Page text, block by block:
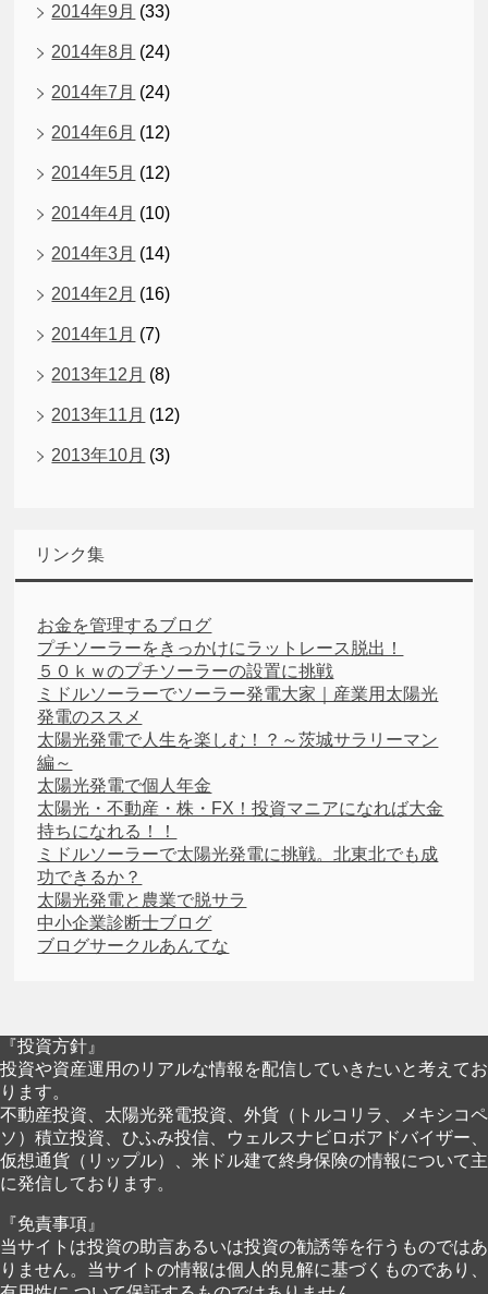
2014年9月 (33)
2014年8月 (24)
2014年7月 (24)
2014年6月 (12)
2014年5月 (12)
2014年4月 (10)
2014年3月 (14)
2014年2月 (16)
2014年1月 (7)
2013年12月 (8)
2013年11月 (12)
2013年10月 (3)
リンク集
お金を管理するブログ
プチソーラーをきっかけにラットレース脱出！
５０ｋｗのプチソーラーの設置に挑戦
ミドルソーラーでソーラー発電大家｜産業用太陽光
発電のススメ
太陽光発電で人生を楽しむ！？～茨城サラリーマン
編～
太陽光発電で個人年金
太陽光・不動産・株・FX！投資マニアになれば大金
持ちになれる！！
ミドルソーラーで太陽光発電に挑戦。北東北でも成
功できるか？
太陽光発電と農業で脱サラ
中小企業診断士ブログ
ブログサークルあんてな
『投資方針』
投資や資産運用のリアルな情報を配信していきたいと考えてお
ります。
不動産投資、太陽光発電投資、外貨（トルコリラ、メキシコペ
ソ）積立投資、ひふみ投信、ウェルスナビロボアドバイザー、
仮想通貨（リップル）、米ドル建て終身保険の情報について主
に発信しております。
『免責事項』
当サイトは投資の助言あるいは投資の勧誘等を行うものではあ
りません。当サイトの情報は個人的見解に基づくものであり、